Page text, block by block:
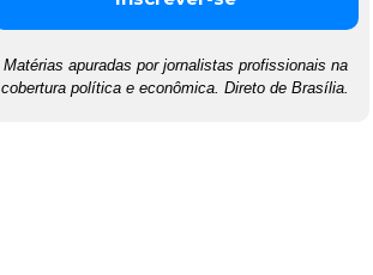
Matérias apuradas por jornalistas profissionais na
cobertura política e econômica. Direto de Brasília.